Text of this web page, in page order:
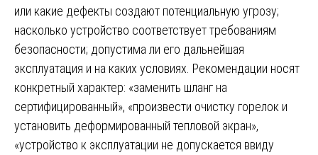
или какие дефекты создают потенциальную угрозу;
насколько устройство соответствует требованиям
безопасности; допустима ли его дальнейшая
эксплуатация и на каких условиях. Рекомендации носят
конкретный характер: «заменить шланг на
сертифицированный», «произвести очистку горелок и
установить деформированный тепловой экран»,
«устройство к эксплуатации не допускается ввиду